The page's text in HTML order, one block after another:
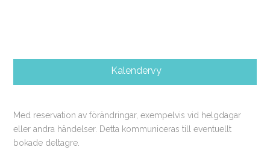
Kalendervy
Med reservation av förändringar, exempelvis vid helgdagar
eller andra händelser. Detta kommuniceras till eventuellt
bokade deltagre.